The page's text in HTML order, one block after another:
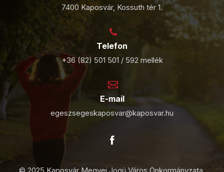
7400 Kaposvár, Kossuth tér 1.
Telefon
+36 (82) 501 501 / 592 mellék
E-mail
egeszsegeskaposvar@kaposvar.hu